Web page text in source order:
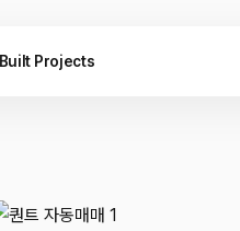
Built Projects